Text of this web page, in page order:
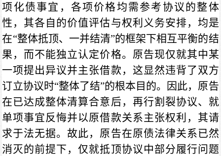
项化债事宜，各项价格均需参考协议的整体
性，其各自的价值评估与权利义务安排，均是
在“整体抵顶、一并结清”的框架下相互平衡的结
果，而不能独立认定价格。原告现仅就其中某
一项提出异议并主张借款，这显然违背了双方
订立协议时“整体了结”的根本目的。因此，原告
在已达成整体清算合意后，再行割裂协议、就
单项事宜反悔并以原借款关系主张权利，其请
求于法无据。故此，原告在原债法律关系已然
消灭的前提下，仅就抵顶协议中部分履行问题